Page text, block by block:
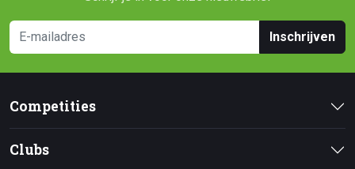
Inschrijven
Competities
Clubs